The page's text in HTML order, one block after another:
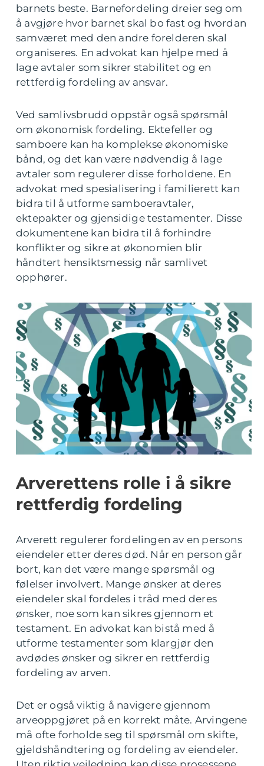
barnets beste. Barnefordeling dreier seg om
å avgjøre hvor barnet skal bo fast og hvordan
samværet med den andre forelderen skal
organiseres. En advokat kan hjelpe med å
lage avtaler som sikrer stabilitet og en
rettferdig fordeling av ansvar.
Ved samlivsbrudd oppstår også spørsmål
om økonomisk fordeling. Ektefeller og
samboere kan ha komplekse økonomiske
bånd, og det kan være nødvendig å lage
avtaler som regulerer disse forholdene. En
advokat med spesialisering i familierett kan
bidra til å utforme samboeravtaler,
ektepakter og gjensidige testamenter. Disse
dokumentene kan bidra til å forhindre
konflikter og sikre at økonomien blir
håndtert hensiktsmessig når samlivet
opphører.
Arverettens rolle i å sikre
rettferdig fordeling
Arverett regulerer fordelingen av en persons
eiendeler etter deres død. Når en person går
bort, kan det være mange spørsmål og
følelser involvert. Mange ønsker at deres
eiendeler skal fordeles i tråd med deres
ønsker, noe som kan sikres gjennom et
testament. En advokat kan bistå med å
utforme testamenter som klargjør den
avdødes ønsker og sikrer en rettferdig
fordeling av arven.
Det er også viktig å navigere gjennom
arveoppgjøret på en korrekt måte. Arvingene
må ofte forholde seg til spørsmål om skifte,
gjeldshåndtering og fordeling av eiendeler.